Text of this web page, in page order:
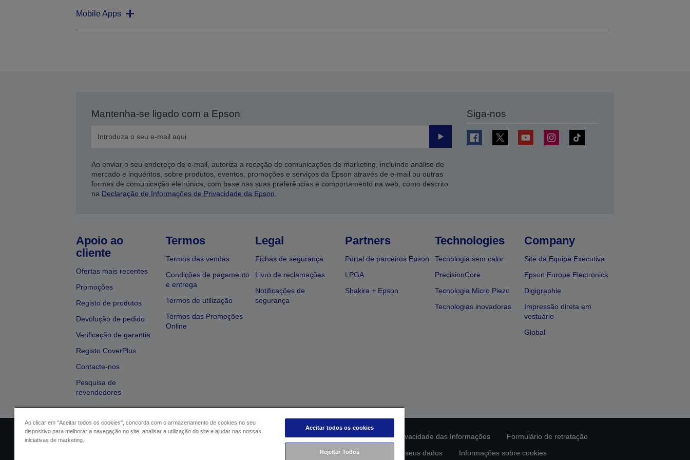
Mobile Apps
Mantenha-se ligado com a Epson
Enviar
Ao enviar o seu endereço de e-mail, autoriza a receção de comunicações de marketing, incluindo análise de
mercado e inquéritos, sobre produtos, eventos, promoções e serviços da Epson através de e-mail ou outras
formas de comunicação eletrónica, com base nas suas preferências e comportamento na web, como descrito
na Declaração de Informações de Privacidade da Epson.
Siga-nos
Apoio ao
cliente
Ofertas mais recentes
Promoções
Registo de produtos
Devolução de pedido
Verificação de garantia
Registo CoverPlus
Contacte-nos
Pesquisa de
revendedores
Termos
Termos das vendas
Condições de pagamento
e entrega
Termos de utilização
Termos das Promoções
Online
Legal
Fichas de segurança
Livro de reclamações
Notificações de
segurança
Partners
Portal de parceiros Epson
LPGA
Shakira + Epson
Technologies
Tecnologia sem calor
PrecisionCore
Tecnologia Micro Piezo
Tecnologias inovadoras
Company
Site da Equipa Executiva
Epson Europe Electronics
Digigraphie
Impressão direta em
vestuário
Global
Identificação do vendedor Identificação da conformidade do produto Declaração de Privacidade das Informações
Formulário de retratação
Contacte-nos sobre os seus dados Informações sobre cookies
Ao clicar em "Aceitar todos os cookies", concorda com o armazenamento de cookies no seu
dispositivo para melhorar a navegação no site, analisar a utilização do site e ajudar nas nossas
iniciativas de marketing.
Aceitar todos os cookies
Rejeitar Todos